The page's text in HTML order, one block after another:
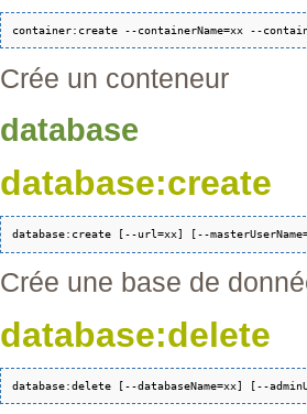
Crée un conteneur
database
database:create
Crée une base de
database:delete